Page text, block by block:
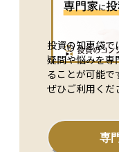
投資の知恵袋で
疑問や悩みを専
ることが可能で
ぜひご利用くだ
専